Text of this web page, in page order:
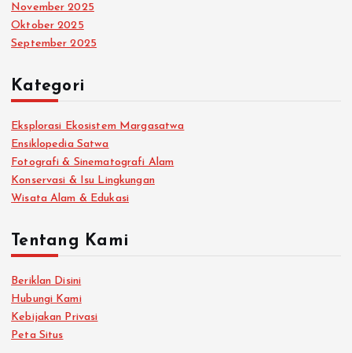
November 2025
Oktober 2025
September 2025
Kategori
Eksplorasi Ekosistem Margasatwa
Ensiklopedia Satwa
Fotografi & Sinematografi Alam
Konservasi & Isu Lingkungan
Wisata Alam & Edukasi
Tentang Kami
Beriklan Disini
Hubungi Kami
Kebijakan Privasi
Peta Situs